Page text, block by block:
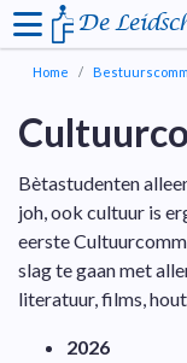
De
Home
Bètastudenten
joh, ook cultuur is
eerste
slag te gaan met
literatuur, films,
2026